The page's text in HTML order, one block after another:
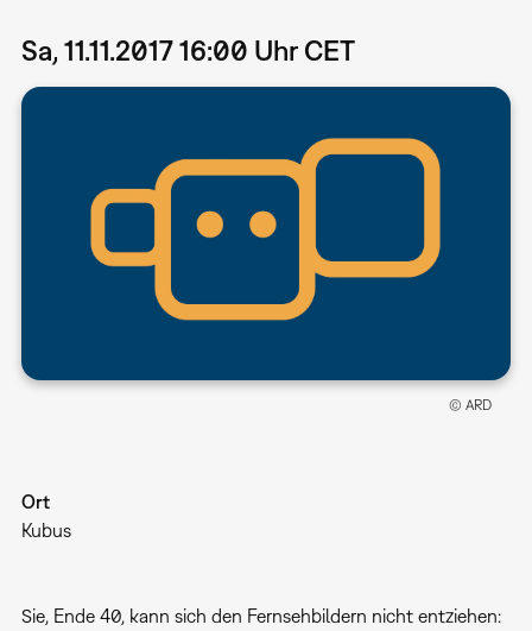
Sa, 11.11.2017 16:00 Uhr CET
© ARD
Ort
Kubus
Sie, Ende 40, kann sich den Fernsehbildern nicht entziehen: